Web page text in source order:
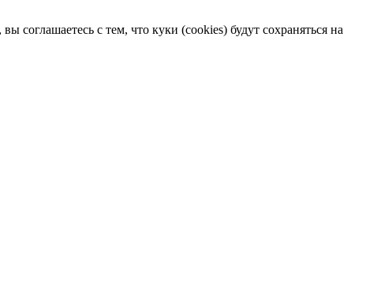
соглашаетесь с тем, что куки (cookies) будут сохраняться на